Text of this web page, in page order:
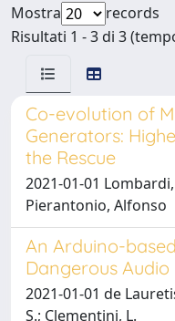
Mostra
records
Risultati 1 - 3 di 3
Co-evolution of
Generators:
the Rescue
2021-01-01
Pierantonio, Alfonso
An Arduino-
Dangerous Audio
2021-01-01 de
S.; Clementini, L.